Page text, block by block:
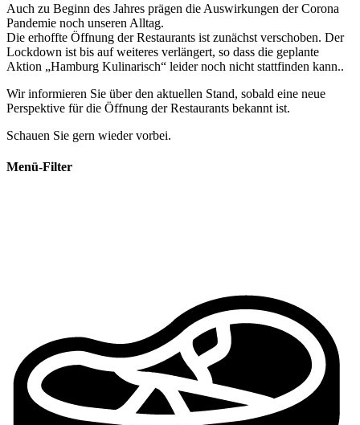
Auch zu Beginn des Jahres prägen die Auswirkungen der Corona
Pandemie noch unseren Alltag.
Die erhoffte Öffnung der Restaurants ist zunächst verschoben. Der
Lockdown ist bis auf weiteres verlängert, so dass die geplante
Aktion „Hamburg Kulinarisch“ leider noch nicht stattfinden kann..
Wir informieren Sie über den aktuellen Stand, sobald eine neue
Perspektive für die Öffnung der Restaurants bekannt ist.
Schauen Sie gern wieder vorbei.
Menü-Filter